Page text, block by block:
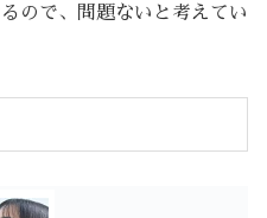
ので、問題ないと考えてい